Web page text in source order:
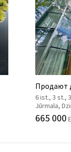
Продают
6 ist., 3 st.,
Jūrmala,
665 000